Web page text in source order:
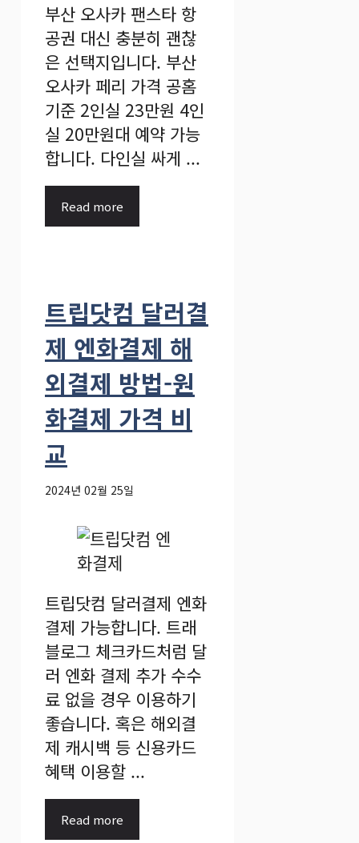
부산 오사카 팬스타 항
공권 대신 충분히 괜찮
은 선택지입니다. 부산
오사카 페리 가격 공홈
기준 2인실 23만원 4인
실 20만원대 예약 가능
합니다. 다인실 싸게 ...
Read more
트립닷컴 달러결
제 엔화결제 해
외결제 방법-원
화결제 가격 비
교
2024년 02월 25일
트립닷컴 달러결제 엔화
결제 가능합니다. 트래
블로그 체크카드처럼 달
러 엔화 결제 추가 수수
료 없을 경우 이용하기
좋습니다. 혹은 해외결
제 캐시백 등 신용카드
혜택 이용할 ...
Read more